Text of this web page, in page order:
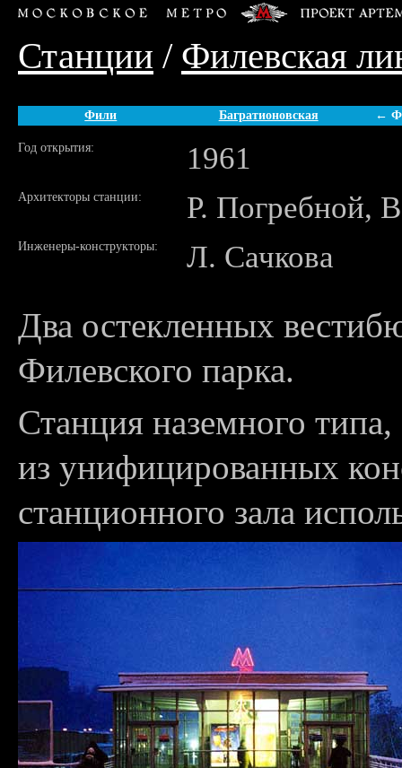
Станции / Филевская
Фили Багратионовская ←
Год открытия: 1961
Архитекторы станции: Р. Погребной,
Инженеры-конструкторы: Л. Сачкова
Два остекленных
Филевского парка.
Станция наземного
из унифицированных
станционного зала